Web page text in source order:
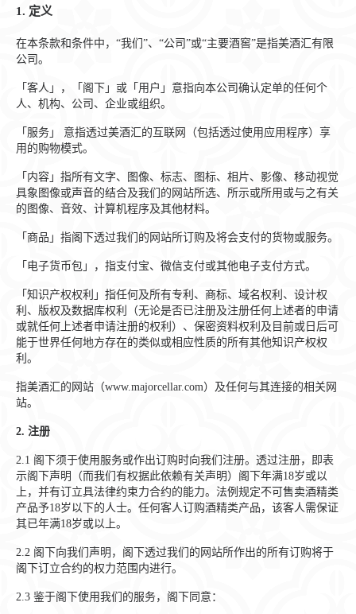
1. 定义
在本条款和条件中，“我们”、“公司”或“主要酒窖”是指美酒汇有限
公司。
「客人」，「阁下」或「用户」意指向本公司确认定单的任何个
人、机构、公司、企业或组织。
「服务」 意指透过美酒汇的互联网（包括透过使用应用程序）享
用的购物模式。
「内容」指所有文字、图像、标志、图标、相片、影像、移动视觉
具象图像或声音的结合及我们的网站所选、所示或所用或与之有关
的图像、音效、计算机程序及其他材料。
「商品」指阁下透过我们的网站所订购及将会支付的货物或服务。
「电子货币包」，指支付宝、微信支付或其他电子支付方式。
「知识产权权利」指任何及所有专利、商标、域名权利、设计权
利、版权及数据库权利（无论是否已注册及注册任何上述者的申请
或就任何上述者申请注册的权利）、保密资料权利及目前或日后可
能于世界任何地方存在的类似或相应性质的所有其他知识产权权
利。
指美酒汇的网站（www.majorcellar.com）及任何与其连接的相关网
站。
2. 注册
2.1 阁下须于使用服务或作出订购时向我们注册。透过注册，即表
示阁下声明（而我们有权据此依赖有关声明）阁下年满18岁或以
上，并有订立具法律约束力合约的能力。法例规定不可售卖酒精类
产品予18岁以下的人士。任何客人订购酒精类产品，该客人需保证
其已年满18岁或以上。
2.2 阁下向我们声明，阁下透过我们的网站所作出的所有订购将于
阁下订立合约的权力范围内进行。
2.3 鉴于阁下使用我们的服务，阁下同意：